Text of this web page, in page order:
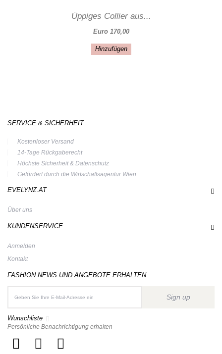
Üppiges Collier aus...
Euro 170,00
Hinzufügen
SERVICE & SICHERHEIT
Kostenloser Versand
14-Tage Rückgaberecht
Höchste Sicherheit & Datenschutz
Gefördert durch die Wirtschaftsagentur Wien
EVELYNZ.AT
Über uns
KUNDENSERVICE
Anmelden
Kontakt
FASHION NEWS UND ANGEBOTE ERHALTEN
Sign up
Wunschliste
Persönliche Benachrichtigung erhalten